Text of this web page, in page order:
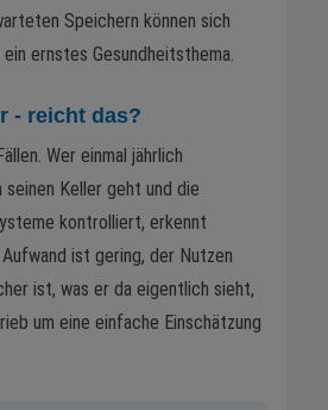
Speichern können sich
ernstes Gesundheitsthema.
- reicht das?
Wer einmal jährlich
Keller geht und die
kontrolliert, erkennt
ist gering, der Nutzen
ist, was er da eigentlich sieht,
um eine einfache Einschätzung